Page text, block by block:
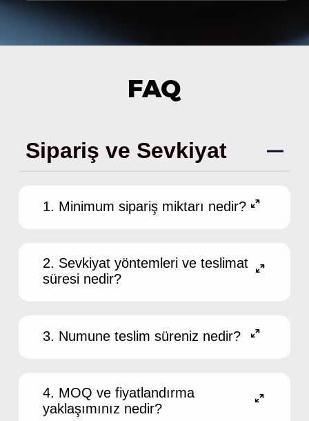
FAQ
Sipariş ve Sevkiyat
1. Minimum sipariş miktarı nedir?
2. Sevkiyat yöntemleri ve teslimat
süresi nedir?
3. Numune teslim süreniz nedir?
4. MOQ ve fiyatlandırma
yaklaşımınız nedir?